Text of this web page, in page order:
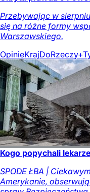
Przebywając w
się na różne formy
Warszawskiego.
OpinieKrajDoRzeczy+
Kogo popychali
SPODE ŁBA |
Amerykanie,